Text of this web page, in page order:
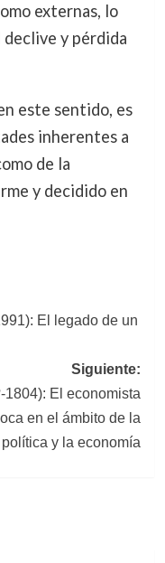
externas, lo
y pérdida
este sentido, es
inherentes a
de la
y decidido en
El legado de un
Siguiente:
El economista
en el ámbito de la
política y la economía